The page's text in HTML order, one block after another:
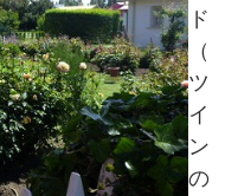
ド
（
ツ
イ
ン
の